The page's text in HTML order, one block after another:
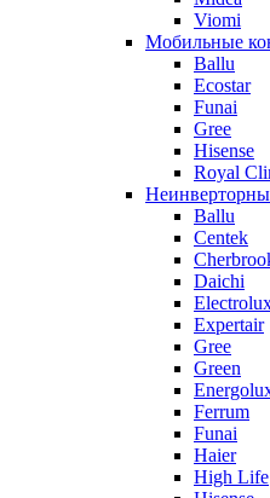
Viomi
Мобильные
Ballu
Ecostar
Funai
Gree
Hisense
Royal
Ballu
Centek
Daichi
Expertair
Gree
Green
Ferrum
Funai
Haier
High Life